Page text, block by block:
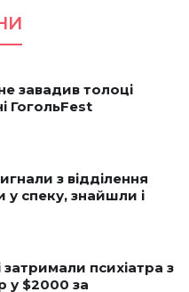
завадив толоці
ГогольFest
з відділення
у спеку, знайшли і
психіатра з
у $2000 за